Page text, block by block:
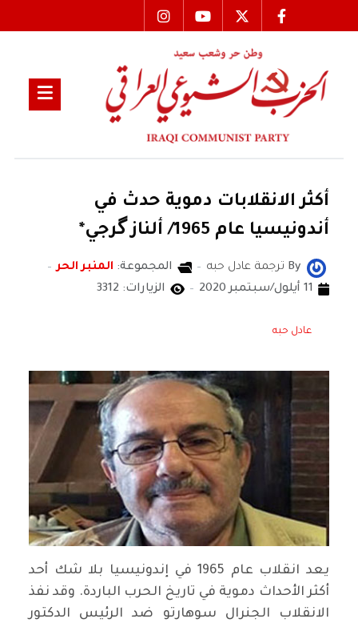
أكثر الانقلابات دموية حدث في
أندونيسيا عام 1965/ ألناز گرجي*
By ترجمة عادل حبه المجموعة: المنبر الحر
11 أيلول/سبتمبر 2020
الزيارات: 3312
عادل حبه
يعد انقلاب عام 1965 في إندونيسيا بلا شك أحد
أكثر الأحداث دموية في تاريخ الحرب الباردة. وقد نفذ
الانقلاب الجنرال سوهارتو ضد الرئيس الدكتور